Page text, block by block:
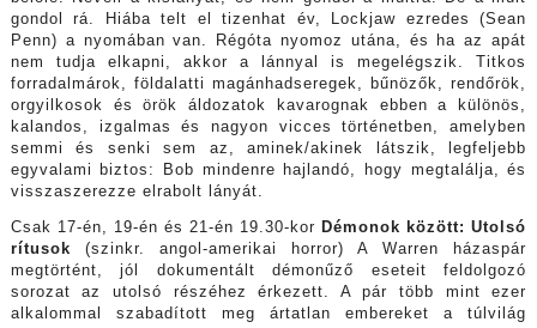
gondol rá. Hiába telt el tizenhat év, Lockjaw ezredes (Sean
Penn) a nyomában van. Régóta nyomoz utána, és ha az apát
nem tudja elkapni, akkor a lánnyal is megelégszik. Titkos
forradalmárok, földalatti magánhadseregek, bűnözők, rendőrök,
orgyilkosok és örök áldozatok kavarognak ebben a különös,
kalandos, izgalmas és nagyon vicces történetben, amelyben
semmi és senki sem az, aminek/akinek látszik, legfeljebb
egyvalami biztos: Bob mindenre hajlandó, hogy megtalálja, és
visszaszerezze elrabolt lányát.
Csak 17-én, 19-én és 21-én 19.30-kor Démonok között: Utolsó
rítusok (szinkr. angol-amerikai horror) A Warren házaspár
megtörtént, jól dokumentált démonűző eseteit feldolgozó
sorozat az utolsó részéhez érkezett. A pár több mint ezer
alkalommal szabadított meg ártatlan embereket a túlvilág